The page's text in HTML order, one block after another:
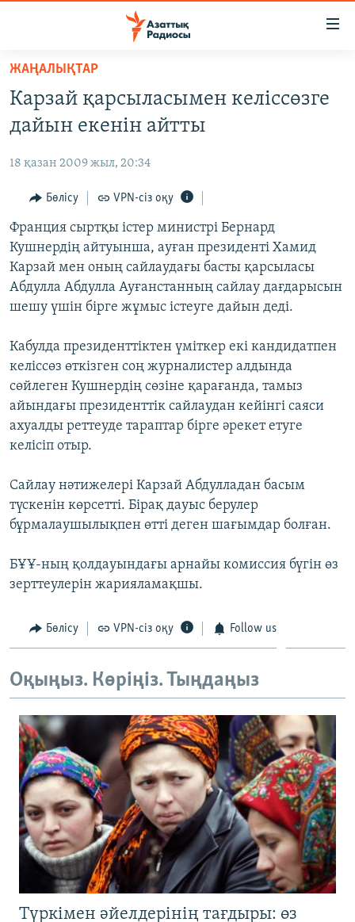
Skip
main
content
to
Navigation
Skip
to
Search
САЯСАТ
ҚАҢТАР ОҚИҒАСЫ
АДАМ ҚҰҚЫҚТАРЫ
ӘЛЕУМЕТ
ӘЛЕМ
АРНАЙЫ ЖОБАЛАР
ЖАЗЫЛЫҢЫЗ
Басқа тілдерде
ЖАҢАЛЫҚТАР
Карзай қарсыласымен келіссөзге
дайын екенін айтты
18 қазан 2009 жыл, 20:34
Бөлісу VPN-сіз оқу
Франция сыртқы істер министрі Бернард
Кушнердің айтуынша, ауған президенті Хамид
Карзай мен оның сайлаудағы басты қарсыласы
Абдулла Абдулла Ауғанстанның сайлау дағдарысын
шешу үшін бірге жұмыс істеуге дайын деді.
Кабулда президенттіктен үміткер екі кандидатпен
келіссөз өткізген соң журналистер алдында
сөйлеген Кушнердің сөзіне қарағанда, тамыз
айындағы президенттік сайлаудан кейінгі саяси
ахуалды реттеуде тараптар бірге әрекет етуге
келісіп отыр.
Сайлау нәтижелері Карзай Абдулладан басым
түскенін көрсетті. Бірақ дауыс берулер
бұрмалаушылықпен өтті деген шағымдар болған.
БҰҰ-ның қолдауындағы арнайы комиссия бүгін өз
зерттеулерін жарияламақшы.
Бөлісу VPN-сіз оқу Follow us
Оқыңыз. Көріңіз. Тыңдаңыз
Түркімен әйелдерінің тағдыры: өз